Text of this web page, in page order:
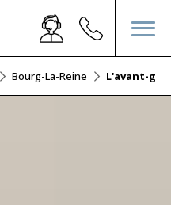
Bourg-La-Reine L'avant-